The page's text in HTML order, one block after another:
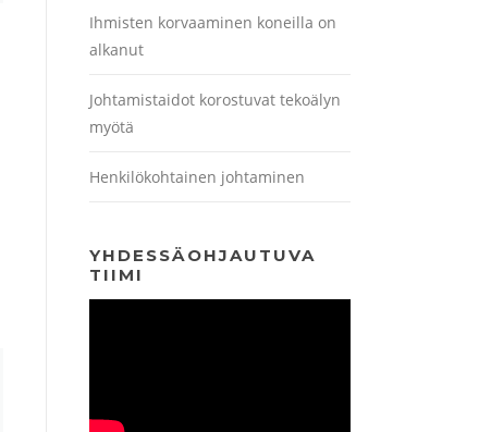
Ihmisten korvaaminen koneilla on
alkanut
Johtamistaidot korostuvat tekoälyn
myötä
Henkilökohtainen johtaminen
YHDESSÄOHJAUTUVA
TIIMI